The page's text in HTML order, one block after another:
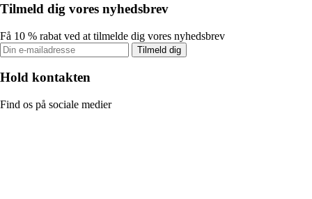
Tilmeld dig vores nyhedsbrev
Få 10 % rabat ved at tilmelde dig vores nyhedsbrev
Tilmeld dig
Hold kontakten
Find os på sociale medier